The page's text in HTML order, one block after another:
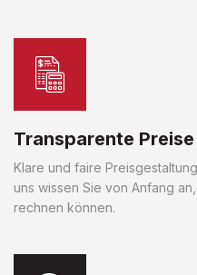
Transparente Preise
Klare und faire
uns wissen Sie von Anfang
rechnen können.